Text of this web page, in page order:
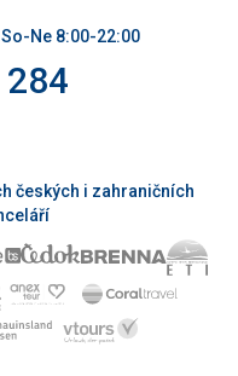
Ne 8:00-22:00
českých i zahraničních